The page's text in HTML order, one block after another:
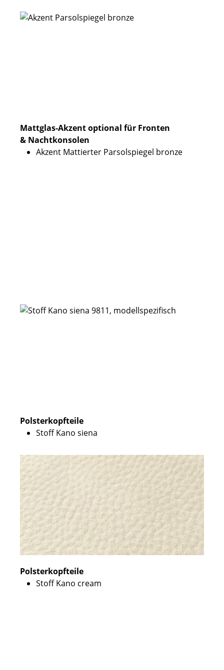
Mattglas-Akzent optional für Fronten
& Nachtkonsolen
Akzent Mattierter Parsolspiegel bronze
Polsterkopfteile
Stoff Kano siena
Polsterkopfteile
Stoff Kano cream